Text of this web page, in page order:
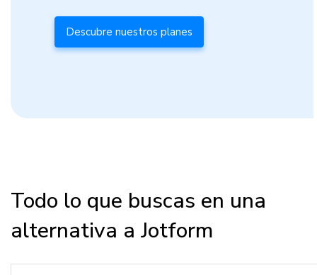
Descubre nuestros planes
Todo lo que buscas en una
alternativa a Jotform